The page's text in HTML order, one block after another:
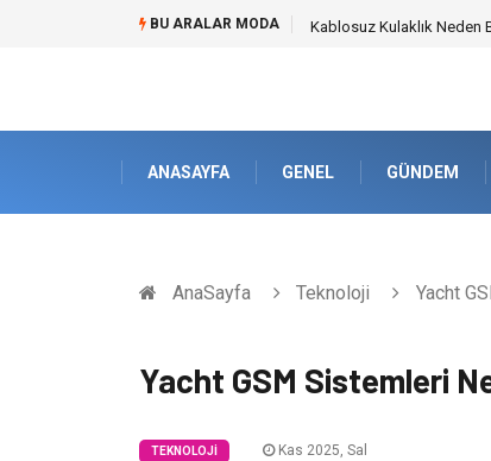
BU ARALAR MODA Boşanma Avukatı ile
ANASAYFA GENEL GÜNDEM
AnaSayfa Teknoloji Yacht
Yacht GSM Sistemleri
TEKNOLOJI Kas 2025, Sal